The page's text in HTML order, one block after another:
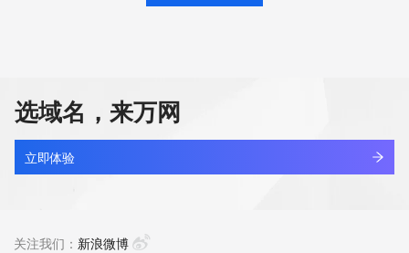
选域名，来万网
立即体验
关注我们： 新浪微博